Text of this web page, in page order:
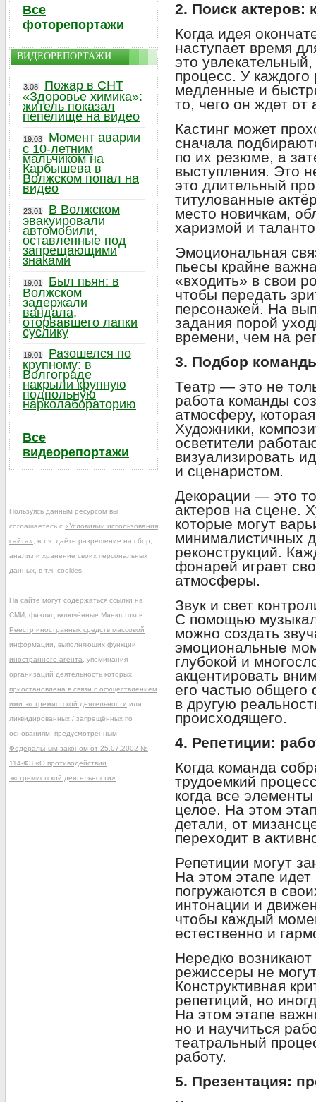
2. Поиск актеров:
Когда идея
наступает время
это
процесс. У
медленные и
то, чего он ждет от
Кастинг может
сначала
по их резюме, а
выступления. Это
это длительный
титулованные
место новичкам,
харизмой и
Эмоциональная
пьесы крайне
«входить» в свои
чтобы передать
персонажей. На
задания порой
времени, чем на
3. Подбор
Театр — это не
работа команды
атмосферу,
Художники,
осветители
визуализировать
и сценаристом.
Декорации — это
актеров на сцене.
которые могут
минималистичных
реконструкций.
фонарей играет
атмосферы.
Звук и свет
С помощью
можно создать
эмоциональные
глубокой и
акцентировать
его частью общего
в другую
происходящего.
4. Репетиции:
Когда команда
трудоемкий
когда все
целое. На этом
детали, от
переходит в
Репетиции могут
На этом этапе
погружаются в
интонации и
чтобы каждый
естественно и
Нередко возникают
режиссеры не
Конструктивная
репетиций, но
На этом этапе
но и научиться
театральный
работу.
5. Презентация:
Все
фоторепортажи
ВИДЕОРЕПОРТАЖИ
3.08
Пожар в СНТ
«Здоровье химика»:
житель показал
пепелище на видео
19.03
Момент аварии
с 10-летним
мальчиком на
Карбышева в
Волжском попал на
видео
23.01
В Волжском
эвакуировали
автомобили,
оставленные под
запрещающими
знаками
19.01
Был пьян: в
Волжском
задержали
вандала,
оторвавшего лапки
суслику
19.01
Разошелся по
крупному: в
Волгограде
накрыли крупную
подпольную
нарколабораторию
Все
видеорепортажи
Пользуясь данным ресурсом вы
соглашаетесь с «Условиями использования
сайта» , в т.ч. даёте разрешение на сбор,
анализ и хранение своих персональных
данных, в т.ч. cookies.
На сайте могут содержаться ссылки на
СМИ, физлиц включённые Минюстом в
Реестр иностранных средств массовой
информации, выполняющих функции
иностранного агента , упоминания
организаций деятельность которых
приостановлена в связи с осуществлением
ими экстремистской деятельности или
ликвидированных / запрещённых по
основаниям, предусмотренным
Федеральным законом от 25.07.2002 №
114-ФЗ «О противодействии
экстремистской деятельности»